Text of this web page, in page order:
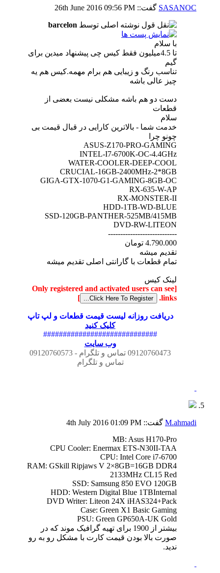
SASANOC گفت:: 26th June 2016 09:56 PM
نوشته اصلی توسط barcelon
با سلام
تا 4.5میلیون فقط کیس چی پیشنهاد میدین برای
گیم
تناسب رنگ و زیبایی هم برام مهمه.کیس هم یه
چیز عالی باشه
دست دو هم باشه مشکلی نیست بعضی از
قطعات
سلام
خدمت شما - بالاترین کارایی در قبال قیمت بی
چونو چرا
ASUS-Z170-PRO-GAMING
INTEL-I7-6700K-OC-4.4GHz
WATER-COOLER-DEEP-COOL
CRUCIAL-16GB-2400MHz-2*8GB
GIGA-GTX-1070-G1-GAMING-8GB-OC
RX-635-W-AP
RX-MONSTER-II
HDD-1TB-WD-BLUE
SSD-120GB-PANTHER-525MB/415MB
DVD-RW-LITEON
----------------------------
4.790.000 تومان
تقدیم میشه
تمام قطعات با گارانتی اصلی تقدیم میشه
لینک کیس
[Only registered and activated users can see
links.
]
دریافت روزانه لیست قیمت قطعات و لپ تاپ
کلیک کنید
#############################
وب سایت
09120760473 تماس و تلگرام - 09120760573
تماس و تلگرام​
M.ahmadi گفت:: 4th July 2016 01:09 PM
MB: Asus H170-Pro
CPU Cooler: Enermax ETS-N30II-TAA
CPU: Intel Core i7-6700
RAM: GSkill Ripjaws V 2×8GB=16GB DDR4
2133MHz CL15 Red
SSD: Samsung 850 EVO 120GB
HDD: Western Digital Blue 1TBInternal
DVD Writer: Liteon 24X iHAS324+Pack
Case: Green X1 Basic Gaming
PSU: Green GP650A-UK Gold
بیشتر از 1900 برای تهیه گرافیک موند که در
صورت بالا بودن قیمت کارت با مشکل رو به رو
ندید.